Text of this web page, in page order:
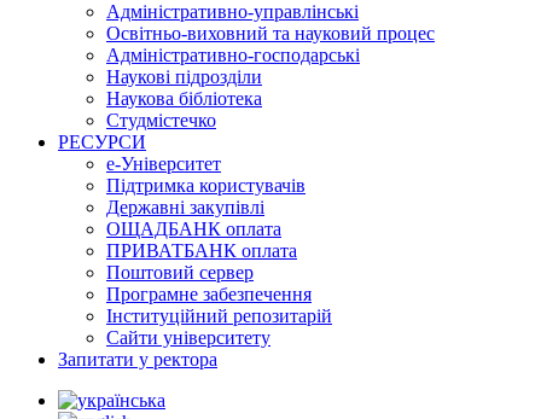
Адміністративно-управлінські
Освітньо-виховний та науковий процес
Адміністративно-господарські
Наукові підрозділи
Наукова бібліотека
Студмістечко
РЕСУРСИ
е-Університет
Підтримка користувачів
Державні закупівлі
ОЩАДБАНК оплата
ПРИВАТБАНК оплата
Поштовий сервер
Програмне забезпечення
Інституційний репозитарій
Сайти університету
Запитати у ректора